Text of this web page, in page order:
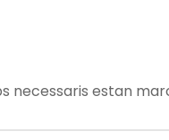
necessaris estan